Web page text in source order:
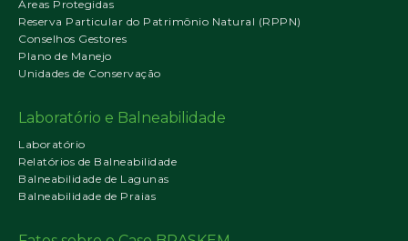
Áreas Protegidas
Reserva Particular do Patrimônio Natural (RPPN)
Conselhos Gestores
Plano de Manejo
Unidades de Conservação
Laboratório e Balneabilidade
Laboratório
Relatórios de Balneabilidade
Balneabilidade de Lagunas
Balneabilidade de Praias